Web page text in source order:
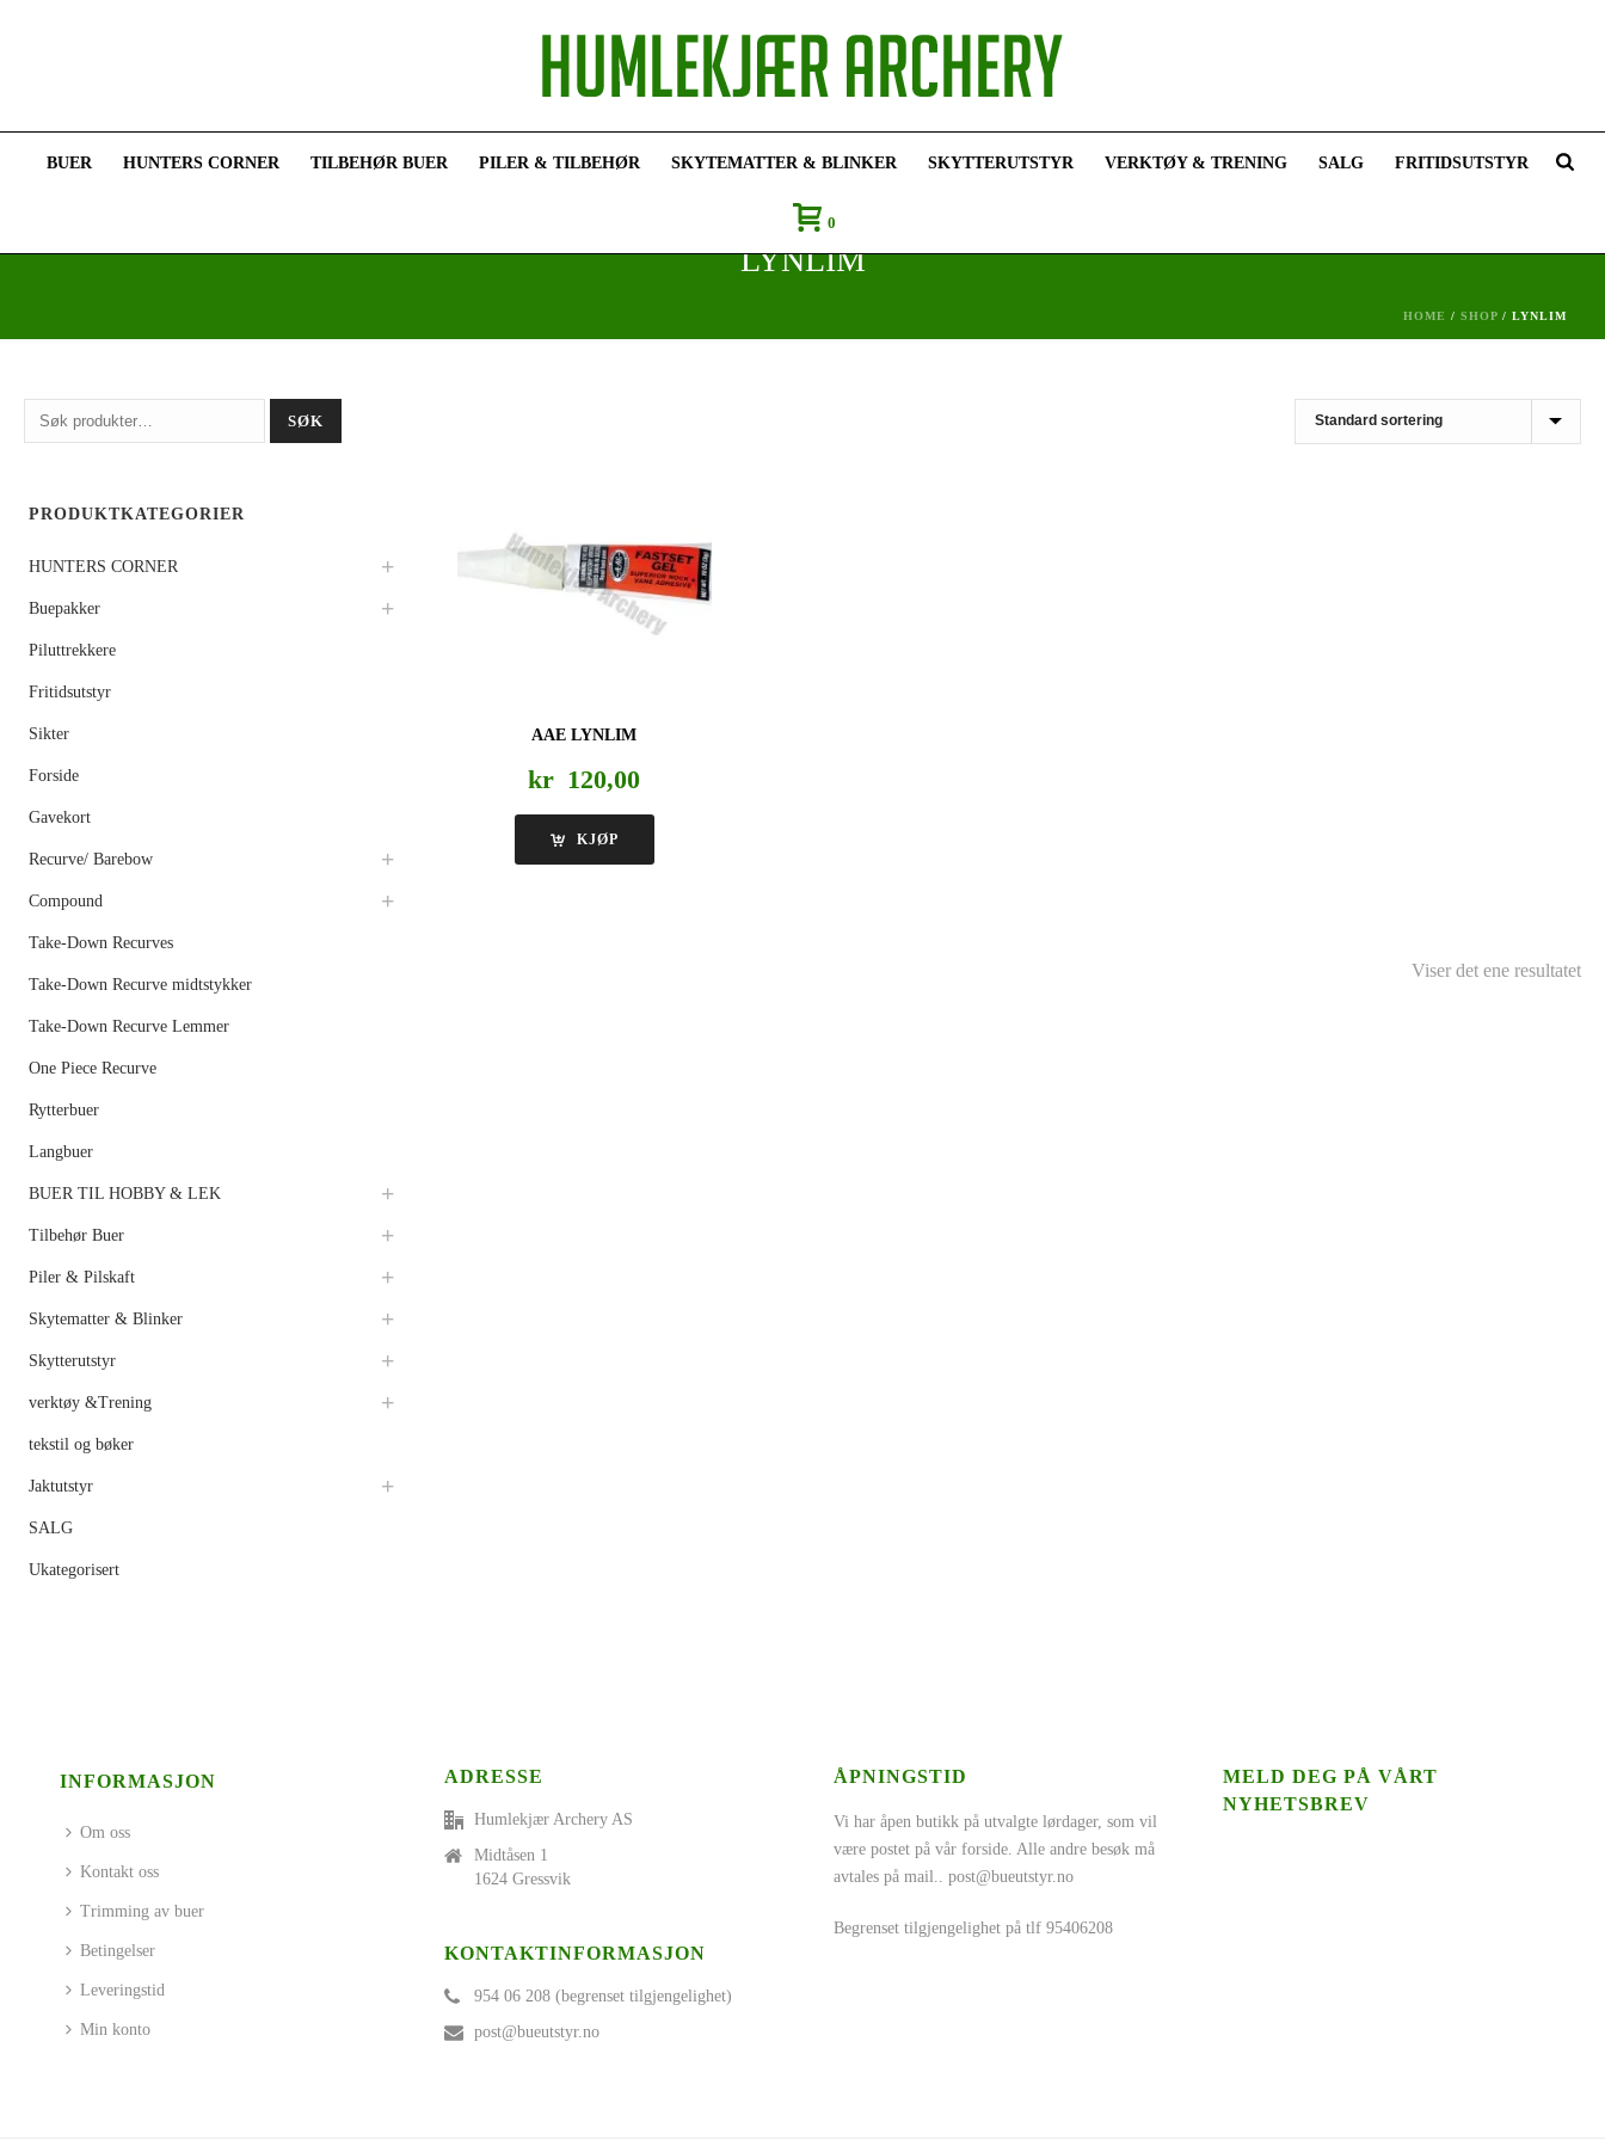
BUER HUNTERS CORNER TILBEHØR BUER PILER & TILBEHØR SKYTEMATTER & BLINKER SKYTTERUTSTYR VERKTØY & TRENING SALG FRITIDSUTSTYR
0
LYNLIM
HOME / SHOP / LYNLIM
AAE LYNLIM
kr 120,00
KJØP
Viser det ene resultatet
Søk
etter:
SØK
PRODUKTKATEGORIER
HUNTERS CORNER
Buepakker
Piluttrekkere
Fritidsutstyr
Sikter
Forside
Gavekort
Recurve/ Barebow
Compound
Take-Down Recurves
Take-Down Recurve midtstykker
Take-Down Recurve Lemmer
One Piece Recurve
Rytterbuer
Langbuer
BUER TIL HOBBY & LEK
Tilbehør Buer
Piler & Pilskaft
Skytematter & Blinker
Skytterutstyr
verktøy &Trening
tekstil og bøker
Jaktutstyr
SALG
Ukategorisert
INFORMASJON
Om oss
Kontakt oss
Trimming av buer
Betingelser
Leveringstid
Min konto
ADRESSE
Humlekjær Archery AS
Midtåsen 1
1624 Gressvik
KONTAKTINFORMASJON
954 06 208 (begrenset tilgjengelighet)
post@bueutstyr.no
ÅPNINGSTID
Vi har åpen butikk på utvalgte lørdager, som vil
være postet på vår forside. Alle andre besøk må
avtales på mail..post@bueutstyr.no
Begrenset tilgjengelighet på tlf 95406208
MELD DEG PÅ VÅRT
NYHETSBREV